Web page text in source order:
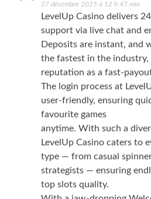
27 décembre 2025 à 12 h 47 min
LevelUp Casino delivers
support via live chat and
Deposits are instant, and
the fastest in the industry,
reputation as a fast-
The login process at
user-friendly, ensuring
favourite games
anytime. With such a
LevelUp Casino caters to
type — from casual
strategists — ensuring
top slots quality.